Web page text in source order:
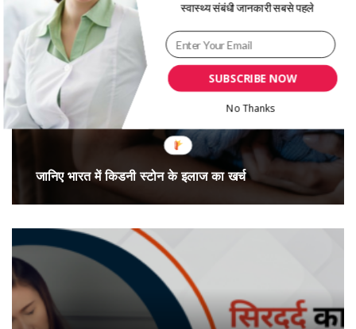
जानिए भारत में किडनी स्टोन के इलाज का खर्च
SUBSCRIBE NOW
स्वास्थ्य संबंधी जानकारी सबसे पहले
No Thanks